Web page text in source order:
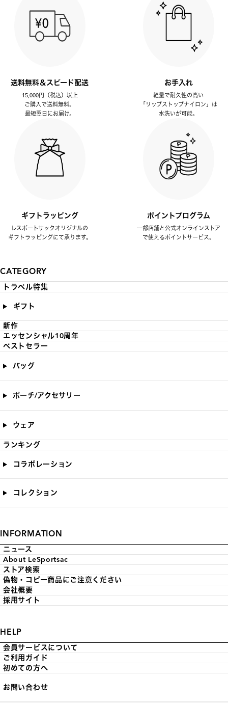
送料無料＆スピード配送
15,000円（税込）以上
ご購入で送料無料。
最短翌日にお届け。
お手入れ
軽量で耐久性の高い
「リップストップナイロン」は
水洗いが可能。
ギフトラッピング
レスポートサックオリジナルの
ギフトラッピングにて承ります。
ポイントプログラム
一部店舗と公式オンラインストア
で使えるポイントサービス。
CATEGORY
トラベル特集
ギフト
新作
エッセンシャル10周年
ベストセラー
バッグ
ポーチ/アクセサリー
ウェア
ランキング
コラボレーション
コレクション
INFORMATION
ニュース
About LeSportsac
ストア検索
偽物・コピー商品にご注意ください
会社概要
採用サイト
HELP
会員サービスについて
ご利用ガイド
初めての方へ
お問い合わせ